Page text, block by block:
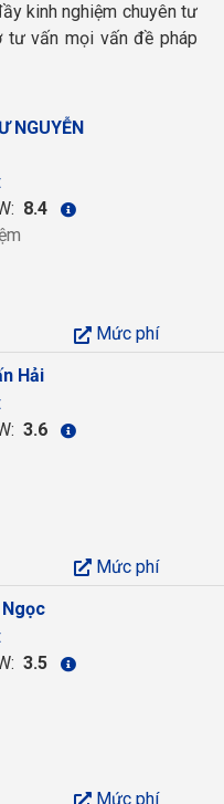
kinh nghiệm chuyên tư
vấn mọi vấn đề pháp
NGUYỄN
8.4
Mức phí
Hải
3.6
Mức phí
3.5
Mức phí